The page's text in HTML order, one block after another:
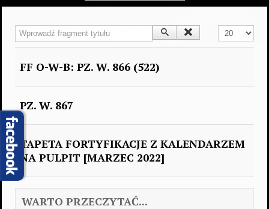
Wprowadź fragment tytułu Pokaż #
FF O-W-B: PZ. W. 866 (522)
PZ. W. 867
TAPETA FORTYFIKACJE Z KALENDARZEM
NA PULPIT [MARZEC 2022]
WARTO PRZECZYTAĆ...